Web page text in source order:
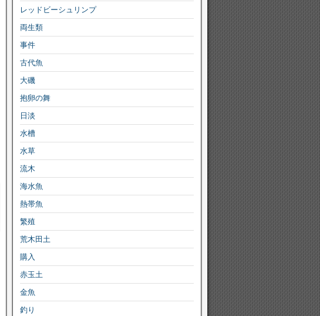
レッドビーシュリンプ
両生類
事件
古代魚
大磯
抱卵の舞
日淡
水槽
水草
流木
海水魚
熱帯魚
繁殖
荒木田土
購入
赤玉土
金魚
釣り